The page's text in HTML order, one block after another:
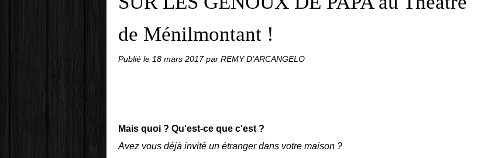
de Ménilmontant !
Publié le 18 mars 2017par REMY D'ARCANGELO
Mais quoi ? Qu'est-ce que c'est ?
Avez vous déjà invité un étranger dans votre maison ?